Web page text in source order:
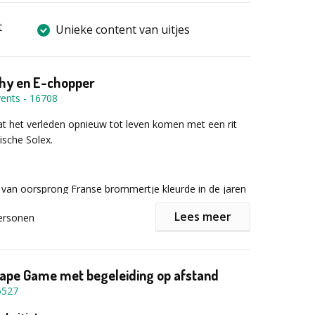
Unieke content van uitjes
en E-chopper
- 16708
het verleden opnieuw tot leven komen met een rit
Solex.
oorsprong Franse brommertje kleurde in de jaren
zijn. Gewoon opstappen en rijden… en dat is
genieten jullie niet alleen van het rijden zelf maar
Lees meer
Game met begeleiding op afstand